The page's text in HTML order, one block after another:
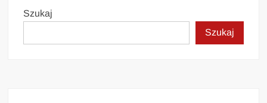
Szukaj
Szukaj